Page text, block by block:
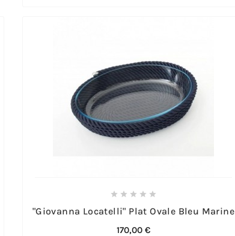
    
"Giovanna Locatelli" Plat Ovale Bleu Marine
170,00 €